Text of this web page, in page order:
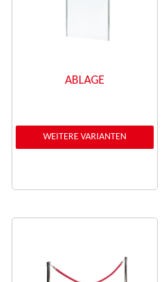
ABLAGE
WEITERE VARIANTEN